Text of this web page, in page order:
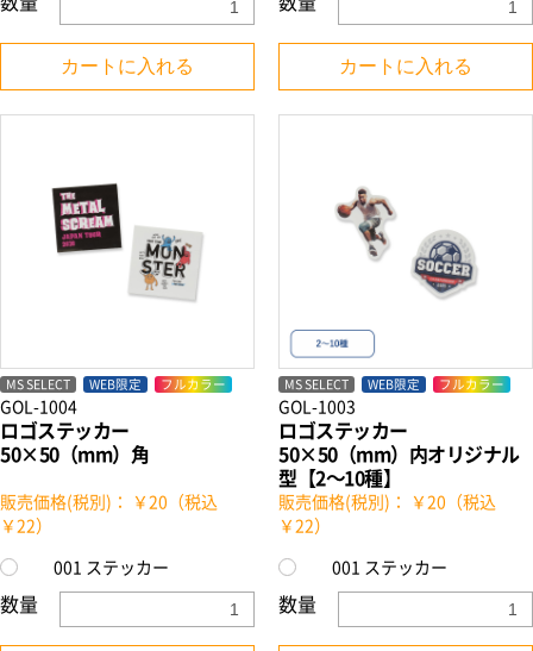
カートに入れる カートに入れる
MS SELECT WEB限定 フルカラー
GOL-1004
ロゴステッカー
50×50（mm）角
販売価格(税別)： ￥20（税込
￥22）
001 ステッカー
数量
MS SELECT WEB限定 フルカラー
GOL-1003
ロゴステッカー
50×50（mm）内オリジナル
型【2～10種】
販売価格(税別)： ￥20（税込
￥22）
001 ステッカー
数量